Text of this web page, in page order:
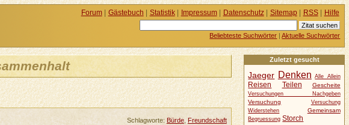
Schlagworte: Bürde,Freundschaft
Zuletzt gesucht
Jaeger Denken Alle Allein
Reisen Teilen Gescheite
Versuchungen Nachgeben
Versuchung
Versuchung
Widerstehen
Gemeinsam
Begruessung Storch
Forum| Gästebuch | Statistik| Impressum| Datenschutz| Sitemap| RSS| Hilfe
Beliebteste Suchwörter |Aktuelle Suchwörter